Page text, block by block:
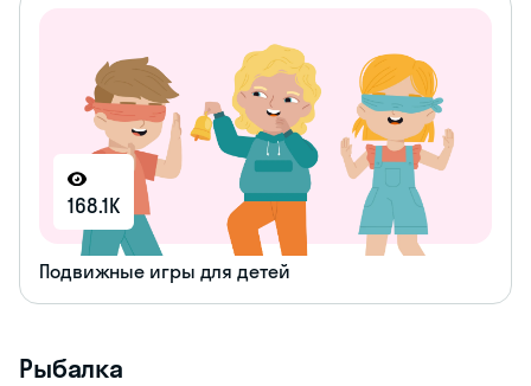
168.1K
Подвижные игры для детей
Рыбалка